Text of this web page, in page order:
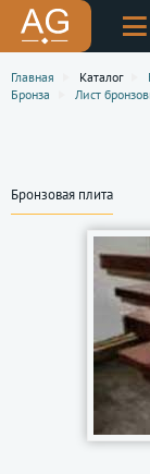
Главная Каталог
Бронза
Лист
Бронзовая плита